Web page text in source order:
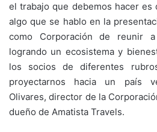
el trabajo que debemos hacer es
algo que se hablo en la
como Corporación de reunir
logrando un ecosistema y
los socios de diferentes
proyectarnos hacia un país
Olivares, director de la
dueño de Amatista Travels.